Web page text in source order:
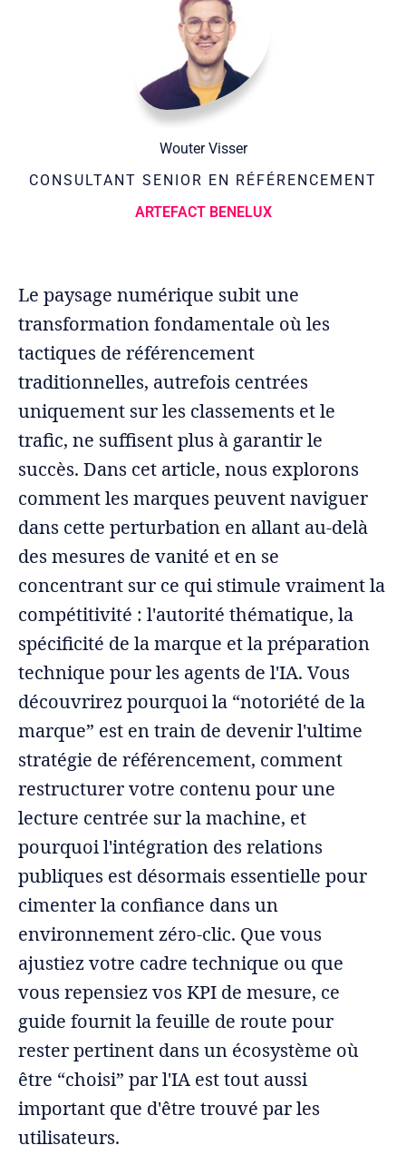
Wouter Visser
CONSULTANT SENIOR EN RÉFÉRENCEMENT
ARTEFACT BENELUX
Le paysage numérique subit une
transformation fondamentale où les
tactiques de référencement
traditionnelles, autrefois centrées
uniquement sur les classements et le
trafic, ne suffisent plus à garantir le
succès. Dans cet article, nous explorons
comment les marques peuvent naviguer
dans cette perturbation en allant au-delà
des mesures de vanité et en se
concentrant sur ce qui stimule vraiment la
compétitivité : l'autorité thématique, la
spécificité de la marque et la préparation
technique pour les agents de l'IA. Vous
découvrirez pourquoi la “notoriété de la
marque” est en train de devenir l'ultime
stratégie de référencement, comment
restructurer votre contenu pour une
lecture centrée sur la machine, et
pourquoi l'intégration des relations
publiques est désormais essentielle pour
cimenter la confiance dans un
environnement zéro-clic. Que vous
ajustiez votre cadre technique ou que
vous repensiez vos KPI de mesure, ce
guide fournit la feuille de route pour
rester pertinent dans un écosystème où
être “choisi” par l'IA est tout aussi
important que d'être trouvé par les
utilisateurs.